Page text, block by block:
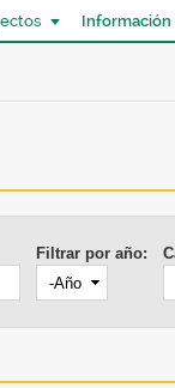
Información
Filtrar por año:
Año